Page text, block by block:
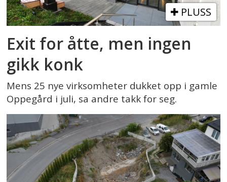
PLUSS
Exit for åtte, men ingen
gikk konk
Mens 25 nye virksomheter dukket opp i gamle
Oppegård i juli, sa andre takk for seg.